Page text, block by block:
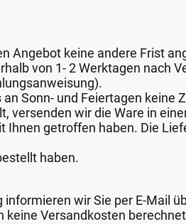
Angebot keine andere Frist
von 1- 2 Werktagen nach
an Sonn- und Feiertagen
versenden wir die Ware in
Ihnen getroffen haben. Die
haben.
informieren wir Sie per E-Mail
keine Versandkosten